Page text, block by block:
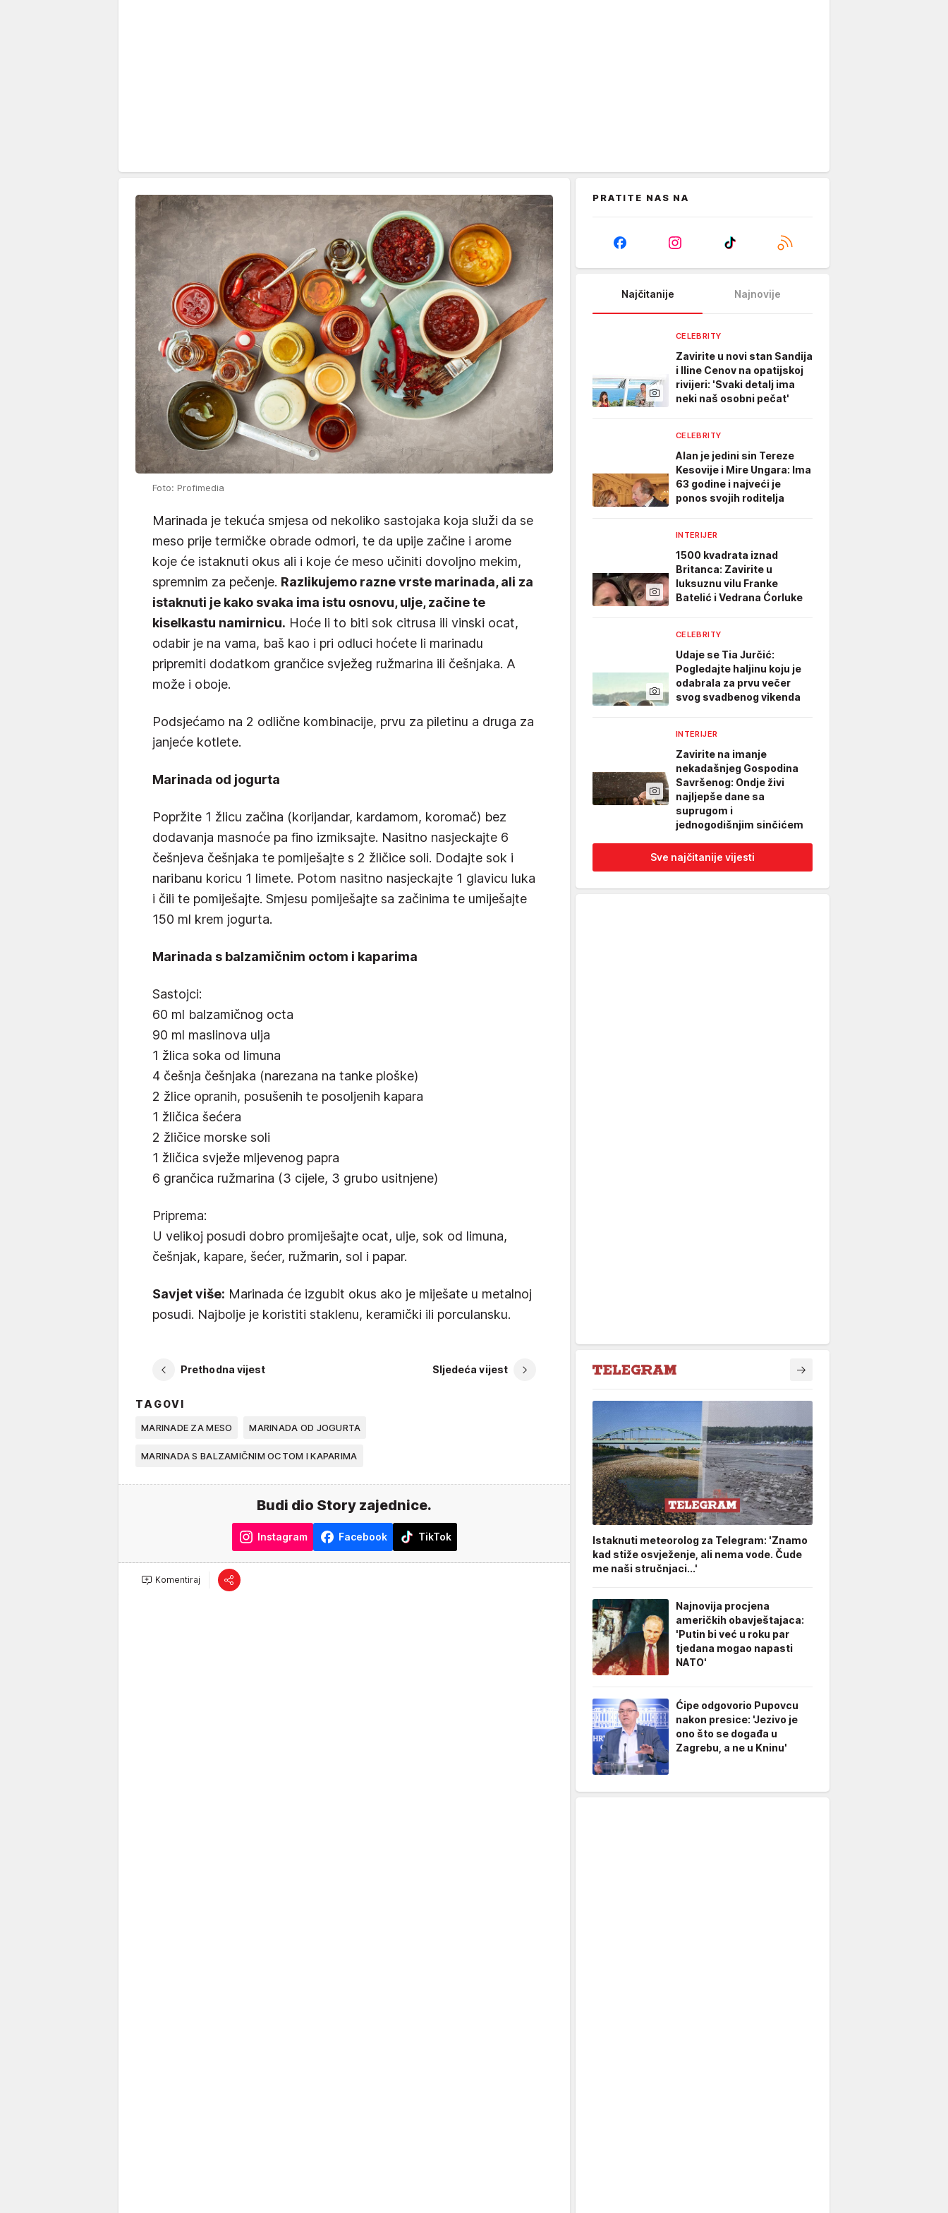
Foto: Profimedia
Marinada je tekuća smjesa od nekoliko sastojaka koja služi da se
meso prije termičke obrade odmori, te da upije začine i arome
koje će istaknuti okus ali i koje će meso učiniti dovoljno mekim,
spremnim za pečenje. Razlikujemo razne vrste marinada, ali za
istaknuti je kako svaka ima istu osnovu, ulje, začine te
kiselkastu namirnicu. Hoće li to biti sok citrusa ili vinski ocat,
odabir je na vama, baš kao i pri odluci hoćete li marinadu
pripremiti dodatkom grančice svježeg ružmarina ili češnjaka. A
može i oboje.
Podsjećamo na 2 odlične kombinacije, prvu za piletinu a druga za
janjeće kotlete.
Marinada od jogurta
Popržite 1 žlicu začina (korijandar, kardamom, koromač) bez
dodavanja masnoće pa fino izmiksajte. Nasitno nasjeckajte 6
češnjeva češnjaka te pomiješajte s 2 žličice soli. Dodajte sok i
naribanu koricu 1 limete. Potom nasitno nasjeckajte 1 glavicu luka
i čili te pomiješajte. Smjesu pomiješajte sa začinima te umiješajte
150 ml krem jogurta.
Marinada s balzamičnim octom i kaparima
Sastojci:
60 ml balzamičnog octa
90 ml maslinova ulja
1 žlica soka od limuna
4 češnja češnjaka (narezana na tanke ploške)
2 žlice opranih, posušenih te posoljenih kapara
1 žličica šećera
2 žličice morske soli
1 žličica svježe mljevenog papra
6 grančica ružmarina (3 cijele, 3 grubo usitnjene)
Priprema:
U velikoj posudi dobro promiješajte ocat, ulje, sok od limuna,
češnjak, kapare, šećer, ružmarin, sol i papar.
Savjet više: Marinada će izgubit okus ako je miješate u metalnoj
posudi. Najbolje je koristiti staklenu, keramički ili porculansku.
Prethodna vijest Sljedeća vijest
TAGOVI
MARINADE ZA MESO MARINADA OD JOGURTA
MARINADA S BALZAMIČNIM OCTOM I KAPARIMA
Budi dio Story zajednice.
Instagram Facebook TikTok
Komentiraj
PRATITE NAS NA
Najčitanije Najnovije
CELEBRITY
Zavirite u novi stan Sandija
i Iline Cenov na opatijskoj
rivijeri: 'Svaki detalj ima
neki naš osobni pečat'
CELEBRITY
Alan je jedini sin Tereze
Kesovije i Mire Ungara: Ima
63 godine i najveći je
ponos svojih roditelja
INTERIJER
1500 kvadrata iznad
Britanca: Zavirite u
luksuznu vilu Franke
Batelić i Vedrana Ćorluke
CELEBRITY
Udaje se Tia Jurčić:
Pogledajte haljinu koju je
odabrala za prvu večer
svog svadbenog vikenda
INTERIJER
Zavirite na imanje
nekadašnjeg Gospodina
Savršenog: Ondje živi
najljepše dane sa
suprugom i
jednogodišnjim sinčićem
Sve najčitanije vijesti
Istaknuti meteorolog za Telegram: 'Znamo
kad stiže osvježenje, ali nema vode. Čude
me naši stručnjaci...'
Najnovija procjena
američkih obavještajaca:
'Putin bi već u roku par
tjedana mogao napasti
NATO'
Ćipe odgovorio Pupovcu
nakon presice: 'Jezivo je
ono što se događa u
Zagrebu, a ne u Kninu'